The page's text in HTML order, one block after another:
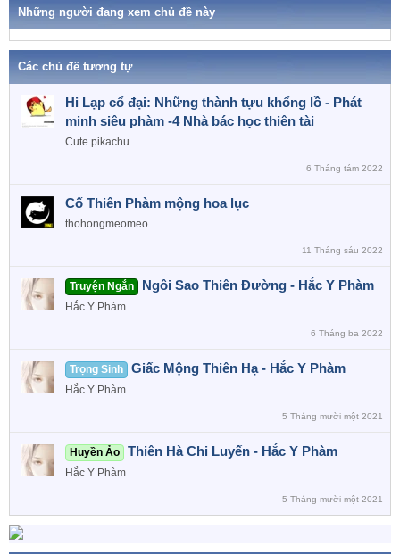
s
Những người đang xem chủ đề này
Các chủ đề tương tự
Hi Lạp cổ đại: Những thành tựu khổng lồ - Phát
minh siêu phàm -4 Nhà bác học thiên tài
Cute pikachu
6 Tháng tám 2022
Cố Thiên Phàm mộng hoa lục
thohongmeomeo
11 Tháng sáu 2022
Truyện Ngắn Ngôi Sao Thiên Đường - Hắc Y Phàm
Hắc Y Phàm
6 Tháng ba 2022
Trọng Sinh Giấc Mộng Thiên Hạ - Hắc Y Phàm
Hắc Y Phàm
5 Tháng mười một 2021
Huyền Ảo Thiên Hà Chi Luyến - Hắc Y Phàm
Hắc Y Phàm
5 Tháng mười một 2021